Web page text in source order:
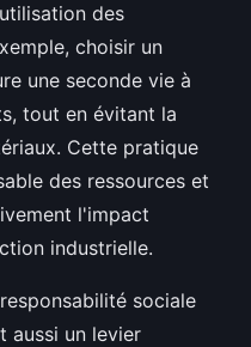
des
choisir un
une seconde vie à
tout en évitant la
Cette pratique
des ressources et
l'impact
industrielle.
sociale
aussi un levier